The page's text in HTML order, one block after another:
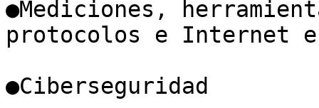
●Mediciones,
protocolos e Internet
●Ciberseguridad